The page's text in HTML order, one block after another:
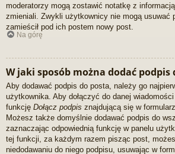
moderatorzy mogą zostawić notatkę z
zmieniali. Zwykli użytkownicy nie mogą usuwać
zamieścił pod ich postem nowy post.
Na górę
W jaki sposób można dodać podpis
Aby dodawać podpis do posta, należy go
użytkownika. Aby dołączyć do danej
funkcję Dołącz podpis znajdującą się w
Możesz także domyślnie dodawać podpis do
zaznaczając odpowiednią funkcję w panelu
tej funkcji, za każdym razem pisząc post,
niedodawaniu do niego podpisu, usuwając w